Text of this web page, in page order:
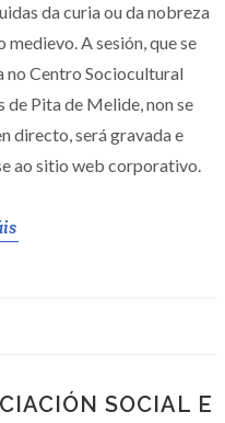
da curia ou da nobreza
medievo. A sesión, que se
no Centro Sociocultural
de Pita de Melide, non se
directo, será gravada e
ao sitio web corporativo.
SOCIAL E